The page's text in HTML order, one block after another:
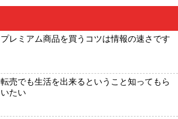
プレミアム商品を買うコツは情報の速さです
転売でも生活を出来るということ知ってもら
いたい